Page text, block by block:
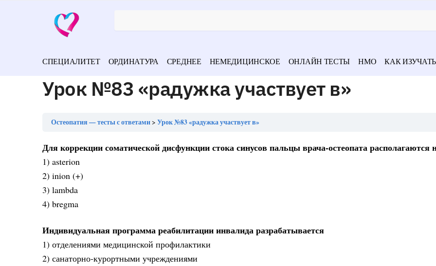
СПЕЦИАЛИТЕТ ОРДИНАТУРА СРЕДНЕЕ НЕМЕДИЦИНСКОЕ ОНЛАЙН ТЕСТЫ НМО КАК ИЗУЧАТЬ
Урок №83 «радужка участвует в»
Остеопатия — тесты с ответами Урок №83 «радужка участвует в»
Для коррекции соматической дисфункции стока синусов пальцы врача-остеопата располагаются
1) asterion
2) inion (+)
3) lambda
4) bregma
Индивидуальная программа реабилитации инвалида разрабатывается
1) отделениями медицинской профилактики
2) санаторно-курортными учреждениями